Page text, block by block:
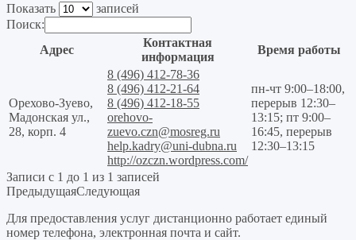
Показать
записей
Поиск:
Адрес
Контактная
информация
Время работы
Орехово-Зуево,
Мадонская ул.,
28, корп. 4
8 (496) 412-78-36
8 (496) 412-21-64
8 (496) 412-18-55
orehovo-
zuevo.czn@mosreg.ru
help.kadry@uni-dubna.ru
http://ozczn.wordpress.com/
пн-чт 9:00–18:00,
перерыв 12:30–
13:15; пт 9:00–
16:45, перерыв
12:30–13:15
Записи с 1 до 1 из 1 записей
ПредыдущаяСледующая
Для предоставления услуг дистанционно работает единый
номер телефона, электронная почта и сайт.